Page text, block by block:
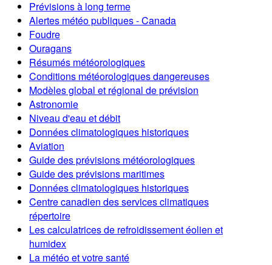
Prévisions à long terme
Alertes météo publiques - Canada
Foudre
Ouragans
Résumés météorologiques
Conditions météorologiques dangereuses
Modèles global et régional de prévision
Astronomie
Niveau d'eau et débit
Données climatologiques historiques
Aviation
Guide des prévisions météorologiques
Guide des prévisions maritimes
Données climatologiques historiques
Centre canadien des services climatiques
répertoire
Les calculatrices de refroidissement éolien et
humidex
La météo et votre santé